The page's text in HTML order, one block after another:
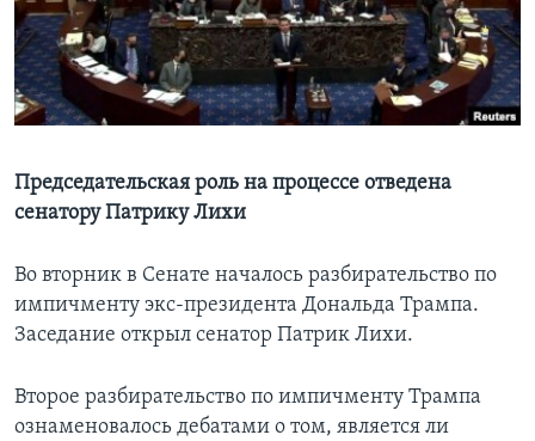
Learning English
СОЦИАЛЬНЫЕ СЕТИ
Языки
Председательская роль на процессе отведена
сенатору Патрику Лихи
Во вторник в Сенате началось разбирательство по
импичменту экс-президента Дональда Трампа.
Заседание открыл сенатор Патрик Лихи.
Второе разбирательство по импичменту Трампа
ознаменовалось дебатами о том, является ли